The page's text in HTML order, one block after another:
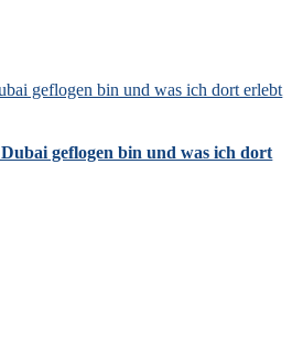
geflogen bin und was ich dort erlebt
geflogen bin und was ich dort